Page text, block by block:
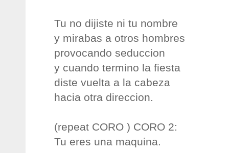
Tu no dijiste ni tu nombre
y mirabas a otros hombres
provocando seduccion
y cuando termino la fiesta
diste vuelta a la cabeza
hacia otra direccion.
(repeat CORO ) CORO 2:
Tu eres una maquina.